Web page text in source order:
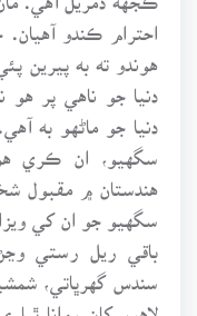
احترام ڪندو
هوندو ته به پيرين
دنيا جو ناهي پر
دنيا جو ماڻهو به
سگهيو، ان ڪري
هندستان ۾ مقبول
سگهيو جو ان کي ويزا
باقي ريل رستي